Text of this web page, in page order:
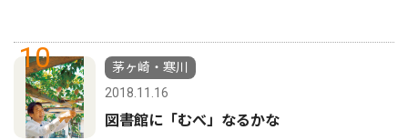
10
茅ヶ崎・寒川
2018.11.16
図書館に「むべ」なるかな